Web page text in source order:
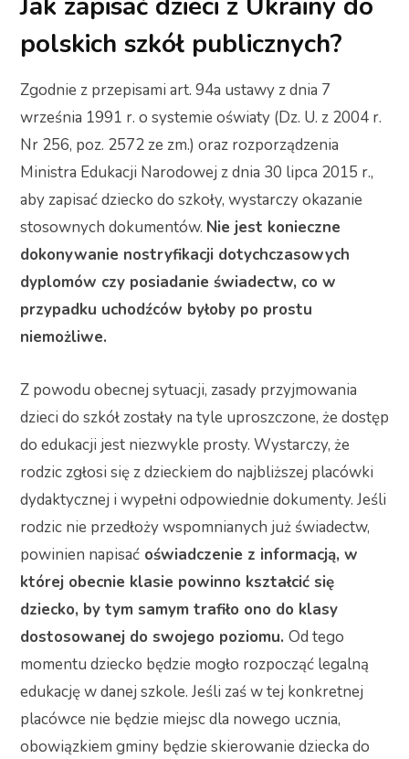
polskich szkół publicznych?
Zgodnie z przepisami art. 94a ustawy z dnia 7
września 1991 r. o systemie oświaty (Dz. U. z 2004 r.
Nr 256, poz. 2572 ze zm.) oraz rozporządzenia
Ministra Edukacji Narodowej z dnia 30 lipca 2015 r.,
aby zapisać dziecko do szkoły, wystarczy okazanie
stosownych dokumentów. Nie jest konieczne
dokonywanie nostryfikacji dotychczasowych
dyplomów czy posiadanie świadectw, co w
przypadku uchodźców byłoby po prostu
niemożliwe.
Z powodu obecnej sytuacji, zasady przyjmowania
dzieci do szkół zostały na tyle uproszczone, że dostęp
do edukacji jest niezwykle prosty. Wystarczy, że
rodzic zgłosi się z dzieckiem do najbliższej placówki
dydaktycznej i wypełni odpowiednie dokumenty. Jeśli
rodzic nie przedłoży wspomnianych już świadectw,
powinien napisać oświadczenie z informacją, w
której obecnie klasie powinno kształcić się
dziecko, by tym samym trafiło ono do klasy
dostosowanej do swojego poziomu. Od tego
momentu dziecko będzie mogło rozpocząć legalną
edukację w danej szkole. Jeśli zaś w tej konkretnej
placówce nie będzie miejsc dla nowego ucznia,
obowiązkiem gminy będzie skierowanie dziecka do